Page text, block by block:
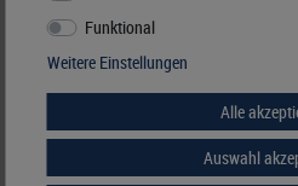
Funktional
Weitere Einstellungen
Alle
Auswahl